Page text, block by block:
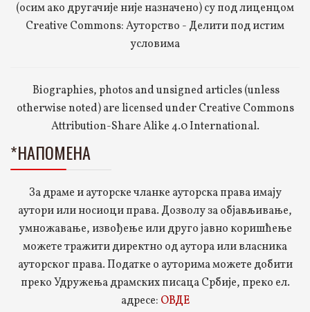
(осим ако другачије није назначено) су под лиценцом
Creative Commons: Ауторство - Делити под истим
условима
Biographies, photos and unsigned articles (unless
otherwise noted) are licensed under Creative Commons
Attribution-Share Alike 4.0 International.
*НАПОМЕНА
За драме и ауторске чланке ауторска права имају
аутори или носиоци права. Дозволу за објављивање,
умножавање, извођење или друго јавно коришћење
можете тражити директно од аутора или власника
ауторског права. Податке о ауторима можете добити
преко Удружења драмских писаца Србије, преко ел.
адресе: ОВДЕ